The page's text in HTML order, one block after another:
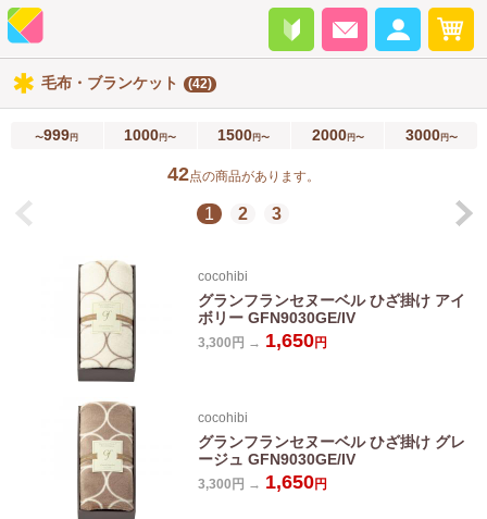
毛布・ブランケット (42)
〜999円 1000円〜 1500円〜 2000円〜 3000円〜
42点の商品があります。
1 2 3
cocohibi
グランフランセヌーベル ひざ掛け アイ
ボリー GFN9030GE/IV
3,300円 → 1,650円
cocohibi
グランフランセヌーベル ひざ掛け グレ
ージュ GFN9030GE/IV
3,300円 → 1,650円